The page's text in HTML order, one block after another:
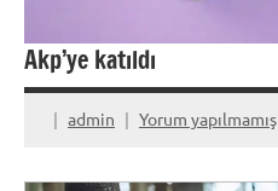
Akp’ye katıldı
admin Yorum yapılmamış